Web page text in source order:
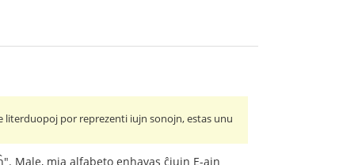
literduopoj por reprezenti iujn sonojn, estas unu
Male, mia alfabeto enhavas ĉiujn E-ajn